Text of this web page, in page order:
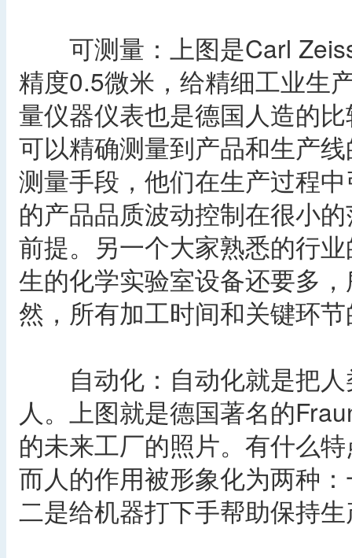
可测量：上图是Carl
精度0.5微米，给精细工业生
量仪器仪表也是德国人造的
可以精确测量到产品和生产
测量手段，他们在生产过程
的产品品质波动控制在很小
前提。另一个大家熟悉的行
生的化学实验室设备还要多
然，所有加工时间和关键环
自动化：自动化就是把人
人。上图就是德国著名的
的未来工厂的照片。有什么
而人的作用被形象化为两种
二是给机器打下手帮助保持